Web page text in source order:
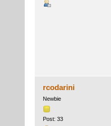
rcodarini
Newbie
Post: 33